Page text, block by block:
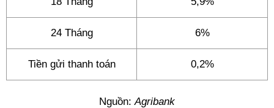
24 Tháng 6%
Tiền gửi thanh toán 0,2%
Nguồn:Agribank